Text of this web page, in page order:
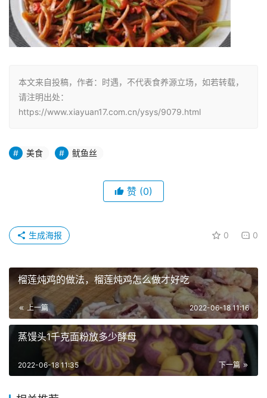
本文来自投稿，作者：时遇，不代表食养源立场，如若转载，
请注明出处：
https://www.xiayuan17.com.cn/ysys/9079.html
美食 鱿鱼丝
赞 (0)
0 0
生成海报
榴莲炖鸡的做法，榴莲炖鸡怎么做才好吃
上一篇 2022-06-18 11:16
蒸馒头1千克面粉放多少酵母
下一篇
2022-06-18 11:35